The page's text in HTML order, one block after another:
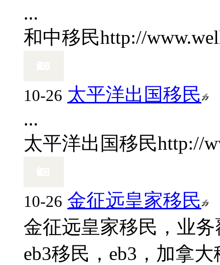
...
和中移民http://
10-26 太平洋出国移民
...
太平洋出国移民http://
10-26 金征远皇家移民
金征远皇家移民，业
eb3移民，eb3，加拿